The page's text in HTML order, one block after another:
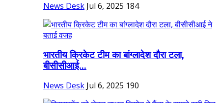
News Desk Jul 6, 2025 184
भारतीय क्रिकेट टीम का बांग्लादेश दौरा टला,
बीसीसीआई...
News Desk Jul 6, 2025 190